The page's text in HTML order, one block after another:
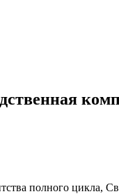
полного цикла,